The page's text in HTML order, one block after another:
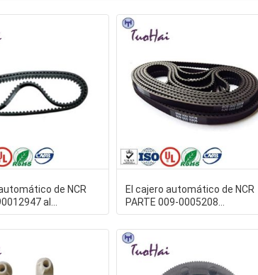
de NCR
al
Synchronous Belt
El cajero automático de NCR
PARTE 009-0005208
0090005208 correa del
almacén de